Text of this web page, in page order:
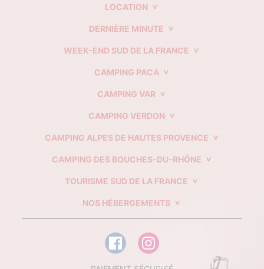
LOCATION
DERNIÈRE MINUTE
WEEK-END SUD DE LA FRANCE
CAMPING PACA
CAMPING VAR
CAMPING VERDON
CAMPING ALPES DE HAUTES PROVENCE
CAMPING DES BOUCHES-DU-RHÔNE
TOURISME SUD DE LA FRANCE
NOS HÉBERGEMENTS